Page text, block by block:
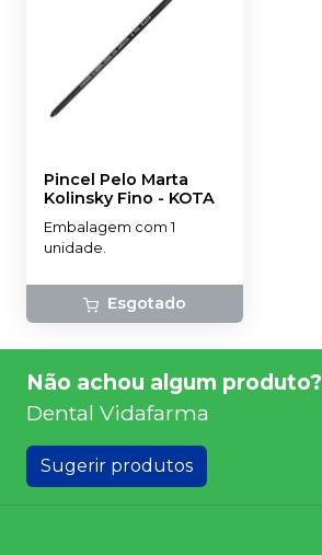
Pincel Pelo Marta
Kolinsky Fino - KOTA
Embalagem com 1
unidade.
Esgotado
Não achou algum produto?
Dental Vidafarma
Sugerir produtos